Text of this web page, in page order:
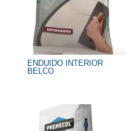
ENDUIDO INTERIOR
BELCO